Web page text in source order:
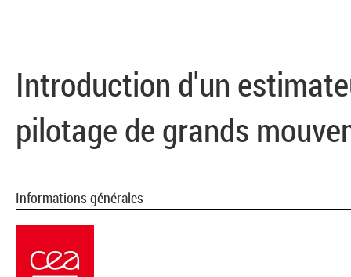
Introduction d'un
pilotage de grands
Informations générales